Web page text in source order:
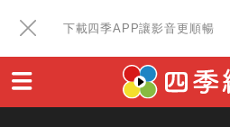
下載四季APP讓影音更順暢